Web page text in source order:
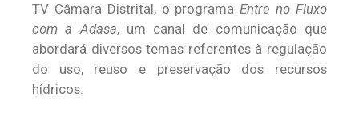
TV Câmara Distrital, o programaEntre no Fluxo
com a Adasa, um canal de comunicação que
abordará diversos temas referentes à regulação
do uso, reuso e preservação dos recursos
hídricos.